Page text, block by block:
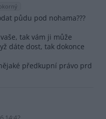
půdu pod nohama???
tak vám ji může
dáte dost, tak dokonce
předkupní právo prd